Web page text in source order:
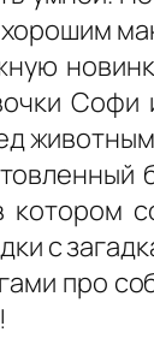
хорошим
с
про